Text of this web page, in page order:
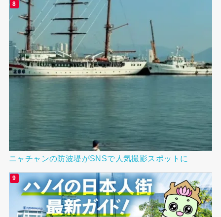
ニャチャンの防波堤がSNSで人気撮影スポットに